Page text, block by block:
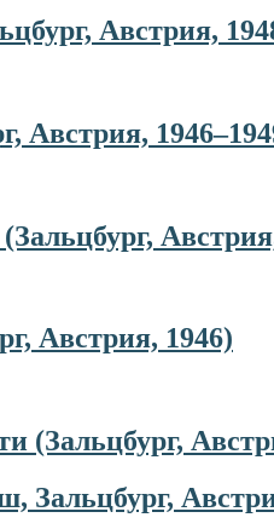
Австрия,
Австрия,
Австрия, 1946)
(Зальцбург,
Зальцбург,